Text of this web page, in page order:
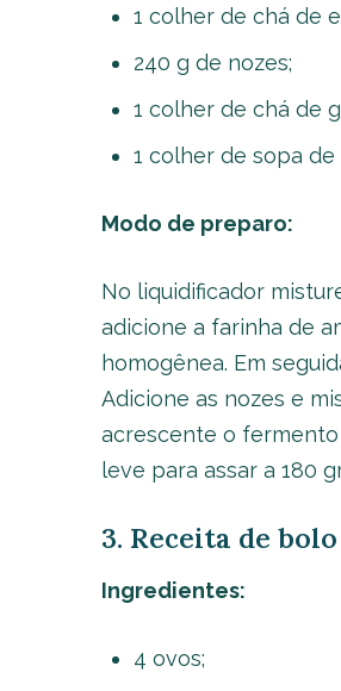
1 colher de chá de
240 g de nozes;
1 colher de chá de
1 colher de sopa
Modo de preparo:
No liquidificador
adicione a farinha de
homogênea. Em
Adicione as nozes e
acrescente o fermento
leve para assar a 180
3. Receita de
Ingredientes:
4 ovos;